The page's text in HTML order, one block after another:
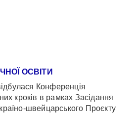
ОСВІТИ
Конференція
кроків в рамках Засідання
швейцарського Проєкту